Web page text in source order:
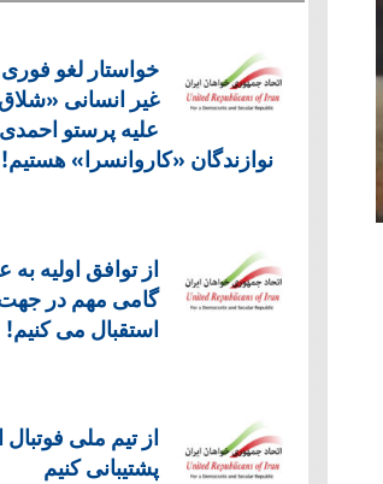
خواستار لغو
غیر انسانی
علیه پرستو
نوازندگان «کاروانسرا» هستیم!
از توافق اولیه به
گامی مهم در
استقبال می کنیم!
از تیم ملی فوتبال
پشتیبانی کنیم